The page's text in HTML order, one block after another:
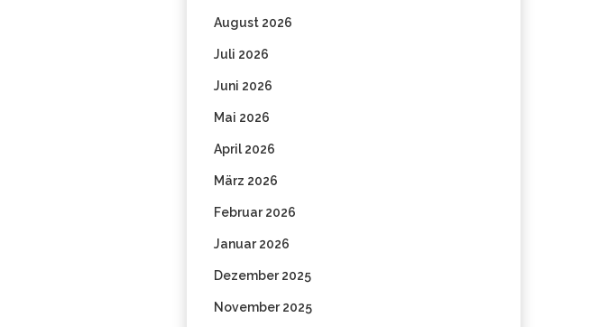
August 2026
Juli 2026
Juni 2026
Mai 2026
April 2026
März 2026
Februar 2026
Januar 2026
Dezember 2025
November 2025